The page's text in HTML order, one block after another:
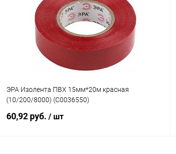
Купить в 1 клик К сравнению
В избранное В наличии
ЭРА Изолента ПВХ 15мм*20м красная
(10/200/8000) (C0036550)
60,92 руб. / шт